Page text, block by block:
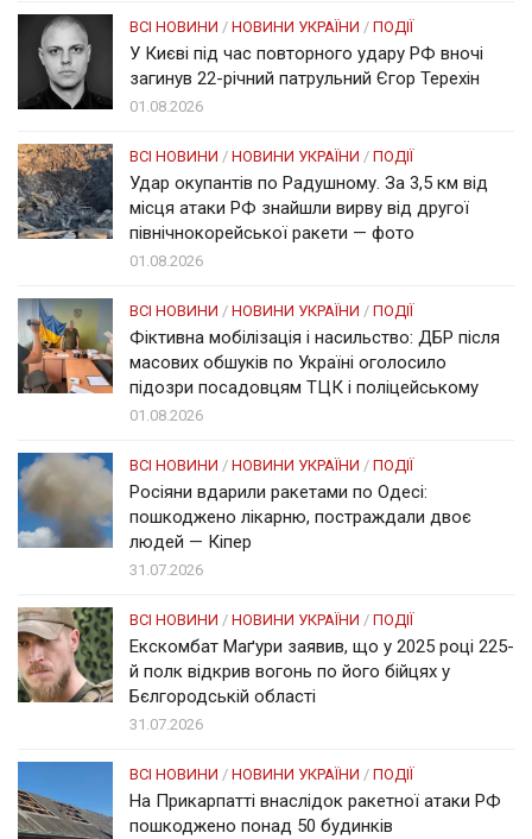
ВСІ НОВИНИ / НОВИНИ УКРАЇНИ / ПОДІЇ
У Києві під час повторного удару РФ вночі
загинув 22-річний патрульний Єгор Терехін
01.08.2026
ВСІ НОВИНИ / НОВИНИ УКРАЇНИ / ПОДІЇ
Удар окупантів по Радушному. За 3,5 км від
місця атаки РФ знайшли вирву від другої
північнокорейської ракети — фото
01.08.2026
ВСІ НОВИНИ / НОВИНИ УКРАЇНИ / ПОДІЇ
Фіктивна мобілізація і насильство: ДБР після
масових обшуків по Україні оголосило
підозри посадовцям ТЦК і поліцейському
01.08.2026
ВСІ НОВИНИ / НОВИНИ УКРАЇНИ / ПОДІЇ
Росіяни вдарили ракетами по Одесі:
пошкоджено лікарню, постраждали двоє
людей — Кіпер
31.07.2026
ВСІ НОВИНИ / НОВИНИ УКРАЇНИ / ПОДІЇ
Екскомбат Маґури заявив, що у 2025 році 225-
й полк відкрив вогонь по його бійцях у
Бєлгородській області
31.07.2026
ВСІ НОВИНИ / НОВИНИ УКРАЇНИ / ПОДІЇ
На Прикарпатті внаслідок ракетної атаки РФ
пошкоджено понад 50 будинків